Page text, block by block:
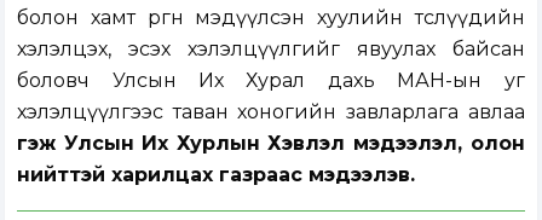
болон хамт өргөн мэдүүлсэн хуулийн төслүүдийн
хэлэлцэх, эсэх хэлэлцүүлгийг явуулах байсан
боловч Улсын Их Хурал дахь МАН-ын уг
хэлэлцүүлгээс таван хоногийн завларлага авлаа
гэж Улсын Их Хурлын Хэвлэл мэдээлэл, олон
нийттэй харилцах газраас мэдээлэв.